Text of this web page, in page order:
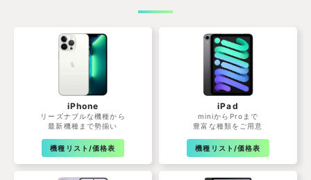
iPhone
リーズナブルな機種から
最新機種まで勢揃い
機種リスト/価格表
iPad
miniからProまで
豊富な種類をご用意
機種リスト/価格表